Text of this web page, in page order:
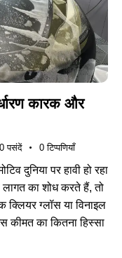
कारक और
0 पसंदें 0 टिप्पणियाँ
दुनिया पर हावी हो रहा
का शोध करते हैं, तो
ग्लॉस या विनाइल
कीमत का कितना हिस्सा